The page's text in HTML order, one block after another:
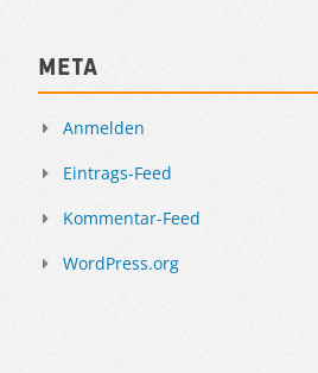
Meta
Anmelden
Eintrags-Feed
Kommentar-Feed
WordPress.org